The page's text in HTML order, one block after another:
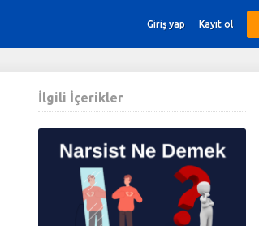
Giriş yap Kayıt ol
İlgili İçerikler